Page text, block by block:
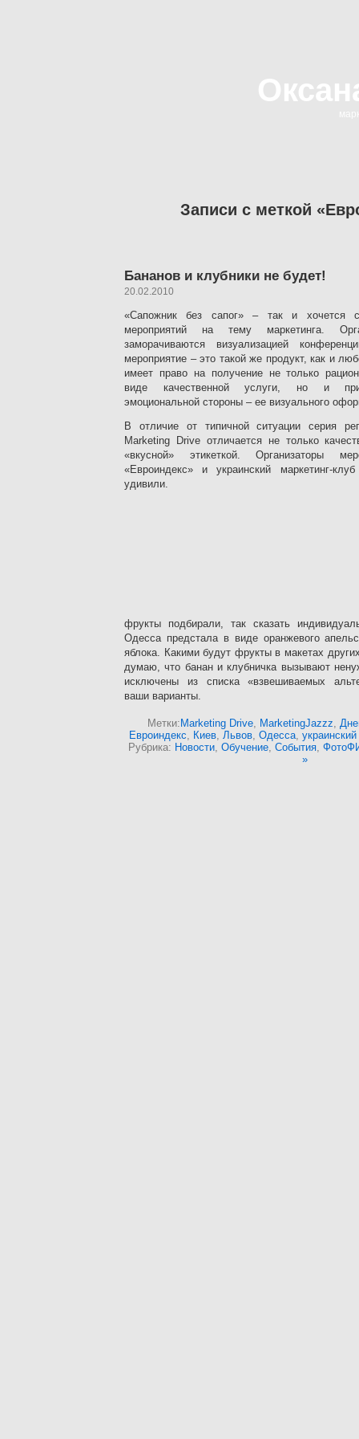
Записи с меткой
Бананов и клубники не будет!
20.02.2010
«Сапожник без сапог» – так и хочется
мероприятий на тему маркетинга.
заморачиваются визуализацией
мероприятие – это такой же продукт, как и
имеет право на получение не только
виде качественной услуги, но и
эмоциональной стороны – ее визуального
В отличие от типичной ситуации серия
Marketing Drive отличается не только
«вкусной» этикеткой. Организаторы
«Евроиндекс» и украинский маркетинг-
удивили.
фрукты подбирали, так сказать
Одесса предстала в виде оранжевого
яблока. Какими будут фрукты в макетах
думаю, что банан и клубничка вызывают
исключены из списка «взвешиваемых
ваши варианты.
Метки: Marketing Drive, MarketingJazzz,
Евроиндекс, Киев, Львов, Одесса,
Рубрика: Новости, Обучение, События,
»